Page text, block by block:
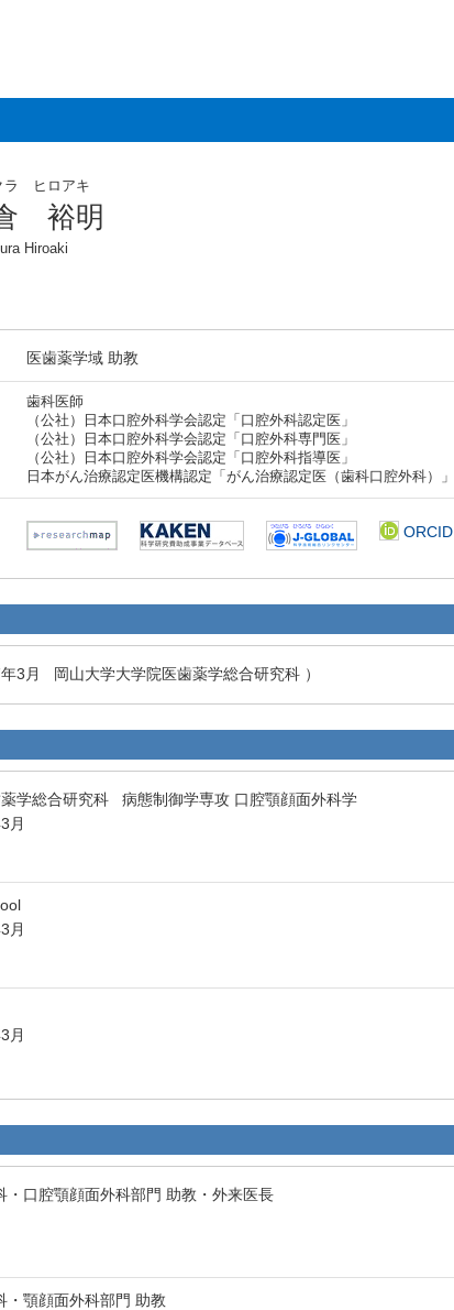
ラ ヒロアキ
裕明
Hiroaki
医歯薬学域 助教
歯科医師
（公社）日本口腔外科学会認定「口腔外科認定医」
（公社）日本口腔外科学会認定「口腔外科専門医」
（公社）日本口腔外科学会認定「口腔外科指導医」
日本がん治療認定医機構認定「がん治療認定医（歯科口腔外科）」
ORCID
3月 岡山大学大学院医歯薬学総合研究科 ）
学総合研究科 病態制御学専攻 口腔顎顔面外科学
月
月
月
・口腔顎顔面外科部門 助教・外来医長
・顎顔面外科部門 助教